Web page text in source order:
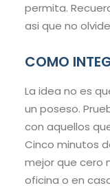
permita.
asi que no
COMO
La idea no es
un poseso.
con aquellos
Cinco minutos
mejor que cero
oficina o en